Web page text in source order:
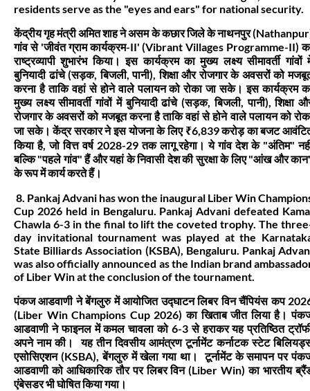
residents serve as the "eyes and ears" for national security.
केंद्रीय गृह मंत्री अमित शाह ने असम के कछार जिले के नाथनपुर
गांव से 'जीवंत ग्राम कार्यक्रम-II' (Vibrant Villages Programme-II)
राष्ट्रव्यापी शुभारंभ किया। इस कार्यक्रम का मुख्य लक्ष्य सीमावर्ती गांवों
बुनियादी ढांचे (सड़क, बिजली, पानी), शिक्षा और रोजगार के अवसरों को
करना है ताकि वहां से होने वाले पलायन को रोका जा सके। इस कार्यक्रम
मुख्य लक्ष्य सीमावर्ती गांवों में बुनियादी ढांचे (सड़क, बिजली, पानी), शिक्षा
रोजगार के अवसरों को मजबूत करना है ताकि वहां से होने वाले पलायन को
जा सके। केंद्र सरकार ने इस योजना के लिए ₹6,839 करोड़ का बजट
किया है, जो वित्त वर्ष 2028-29 तक लागू रहेगा। ये गांव देश के "अंतिम"
बल्कि "पहले गांव" हैं और यहां के निवासी देश की सुरक्षा के लिए "आंख और
के रूप में कार्य करते हैं।
8. Pankaj Advani has won the inaugural Liber Win
Cup 2026 held in Bengaluru. Pankaj Advani defeated
Chawla 6-3 in the final to lift the coveted trophy. The
day invitational tournament was played at the
State Billiards Association (KSBA), Bengaluru. Pankaj
was also officially announced as the Indian brand
of Liber Win at the conclusion of the tournament.
पंकज आडवाणी ने बेंगलुरु में आयोजित उद्घाटन लिबर विन चैंपियंस कप
(Liber Win Champions Cup 2026) का खिताब जीत लिया है।
आडवाणी ने फाइनल में कमल चावला को 6-3 से हराकर यह प्रतिष्ठित
अपने नाम की। यह तीन दिवसीय आमंत्रण टूर्नामेंट कर्नाटक स्टेट
एसोसिएशन (KSBA), बेंगलुरु में खेला गया था। टूर्नामेंट के समापन पर
आडवाणी को आधिकारिक तौर पर लिबर विन (Liber Win) का भारतीय
एंबेसडर भी घोषित किया गया।